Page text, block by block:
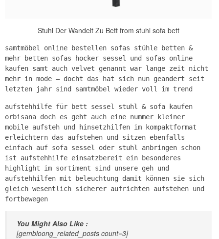
Stuhl Der Wandelt Zu Bett from stuhl sofa bett
samtmöbel online bestellen sofas stühle betten &
mehr betten sofas hocker sessel und sofas online
kaufen samt auch velvet genannt war lange zeit nicht
mehr in mode – docht das hat sich nun geändert seit
letzten jahr sind samtmöbel wieder voll im trend
aufstehhilfe für bett sessel stuhl & sofa kaufen
orbisana doch es geht auch eine nummer kleiner
mobile aufsteh und hinsetzhilfen im kompaktformat
erleichtern das aufstehen und sitzen ebenfalls
einfach auf sofa sessel oder stuhl anbringen schon
ist aufstehhilfe einsatzbereit ein besonderes
highlight im sortiment sind unsere geh und
aufstehhilfen mit beleuchtung damit können sie sich
gleich wesentlich sicherer aufrichten aufstehen und
fortbewegen
You Might Also Like :
[gembloong_related_posts count=3]